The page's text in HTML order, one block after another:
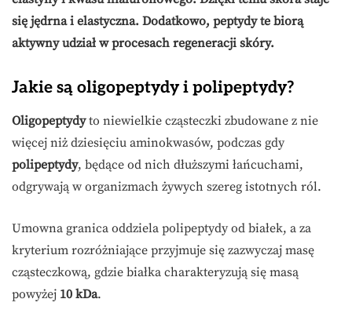
się jędrna i elastyczna. Dodatkowo, peptydy te biorą
aktywny udział w procesach regeneracji skóry.
Jakie są oligopeptydy i polipeptydy?
Oligopeptydyto niewielkie cząsteczki zbudowane z nie
więcej niż dziesięciu aminokwasów, podczas gdy
polipeptydy, będące od nich dłuższymi łańcuchami,
odgrywają w organizmach żywych szereg istotnych ról.
Umowna granica oddziela polipeptydy od białek, a za
kryterium rozróżniające przyjmuje się zazwyczaj masę
cząsteczkową, gdzie białka charakteryzują się masą
powyżej 10 kDa.